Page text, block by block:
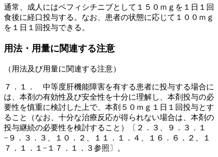
通常、成人にはペフィシチニブとして１５０ｍｇを１日１回
食後に経口投与する。なお、患者の状態に応じて１００ｍｇ
を１日１回投与できる。
用法・用量に関連する注意
（用法及び用量に関連する注意）
７．１． 中等度肝機能障害を有する患者に投与する場合に
は、本剤の有効性及び安全性を十分に理解し、本剤投与の必
要性を慎重に検討した上で、本剤５０ｍｇ１日１回投与とす
ること（なお、十分な治療反応が得られない場合は、本剤の
投与継続の必要性を検討すること）〔２．３、９．３．１
−９．３．３、１０．２、１１．１．４、１６．６．２、１
７．１．１−１７．１．３参照〕。